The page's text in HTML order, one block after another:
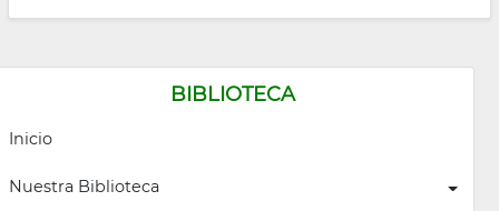
BIBLIOTECA
Inicio
Nuestra Biblioteca